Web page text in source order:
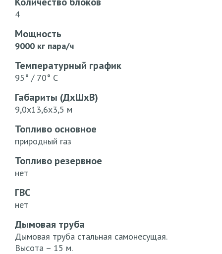
4
Мощность
9000 кг пара/ч
Температурный график
95° / 70° С
Габариты (ДхШхВ)
9,0х13,6х3,5 м
Топливо основное
природный газ
Топливо резервное
нет
ГВС
нет
Дымовая труба
Дымовая труба стальная самонесущая.
Высота – 15 м.